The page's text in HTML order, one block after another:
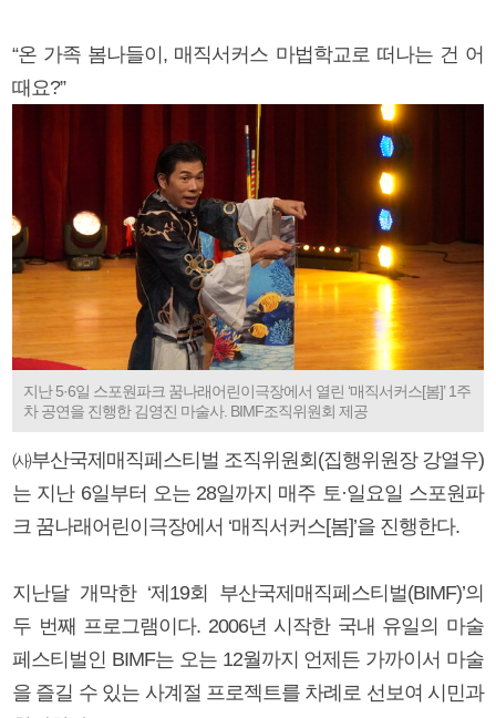
“온 가족 봄나들이, 매직서커스 마법학교로 떠나는 건 어
때요?”
지난 5·6일 스포원파크 꿈나래어린이극장에서 열린 ‘매직서커스[봄]’ 1주
차 공연을 진행한 김영진 마술사. BIMF조직위원회 제공
㈔부산국제매직페스티벌 조직위원회(집행위원장 강열우)
는 지난 6일부터 오는 28일까지 매주 토·일요일 스포원파
크 꿈나래어린이극장에서 ‘매직서커스[봄]’을 진행한다.
지난달 개막한 ‘제19회 부산국제매직페스티벌(BIMF)’의
두 번째 프로그램이다. 2006년 시작한 국내 유일의 마술
페스티벌인 BIMF는 오는 12월까지 언제든 가까이서 마술
을 즐길 수 있는 사계절 프로젝트를 차례로 선보여 시민과